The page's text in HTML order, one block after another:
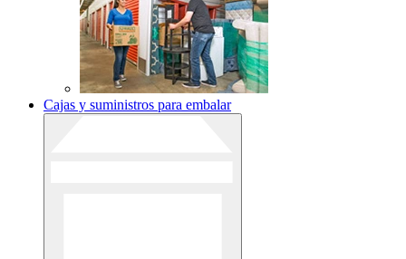
Cajas y suministros para embalar